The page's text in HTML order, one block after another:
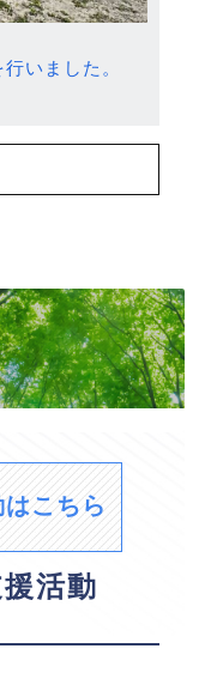
いました。
こちら
活動